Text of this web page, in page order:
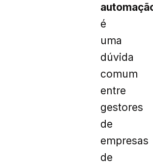
é
uma
dúvida
comum
entre
gestores
de
empresas
de